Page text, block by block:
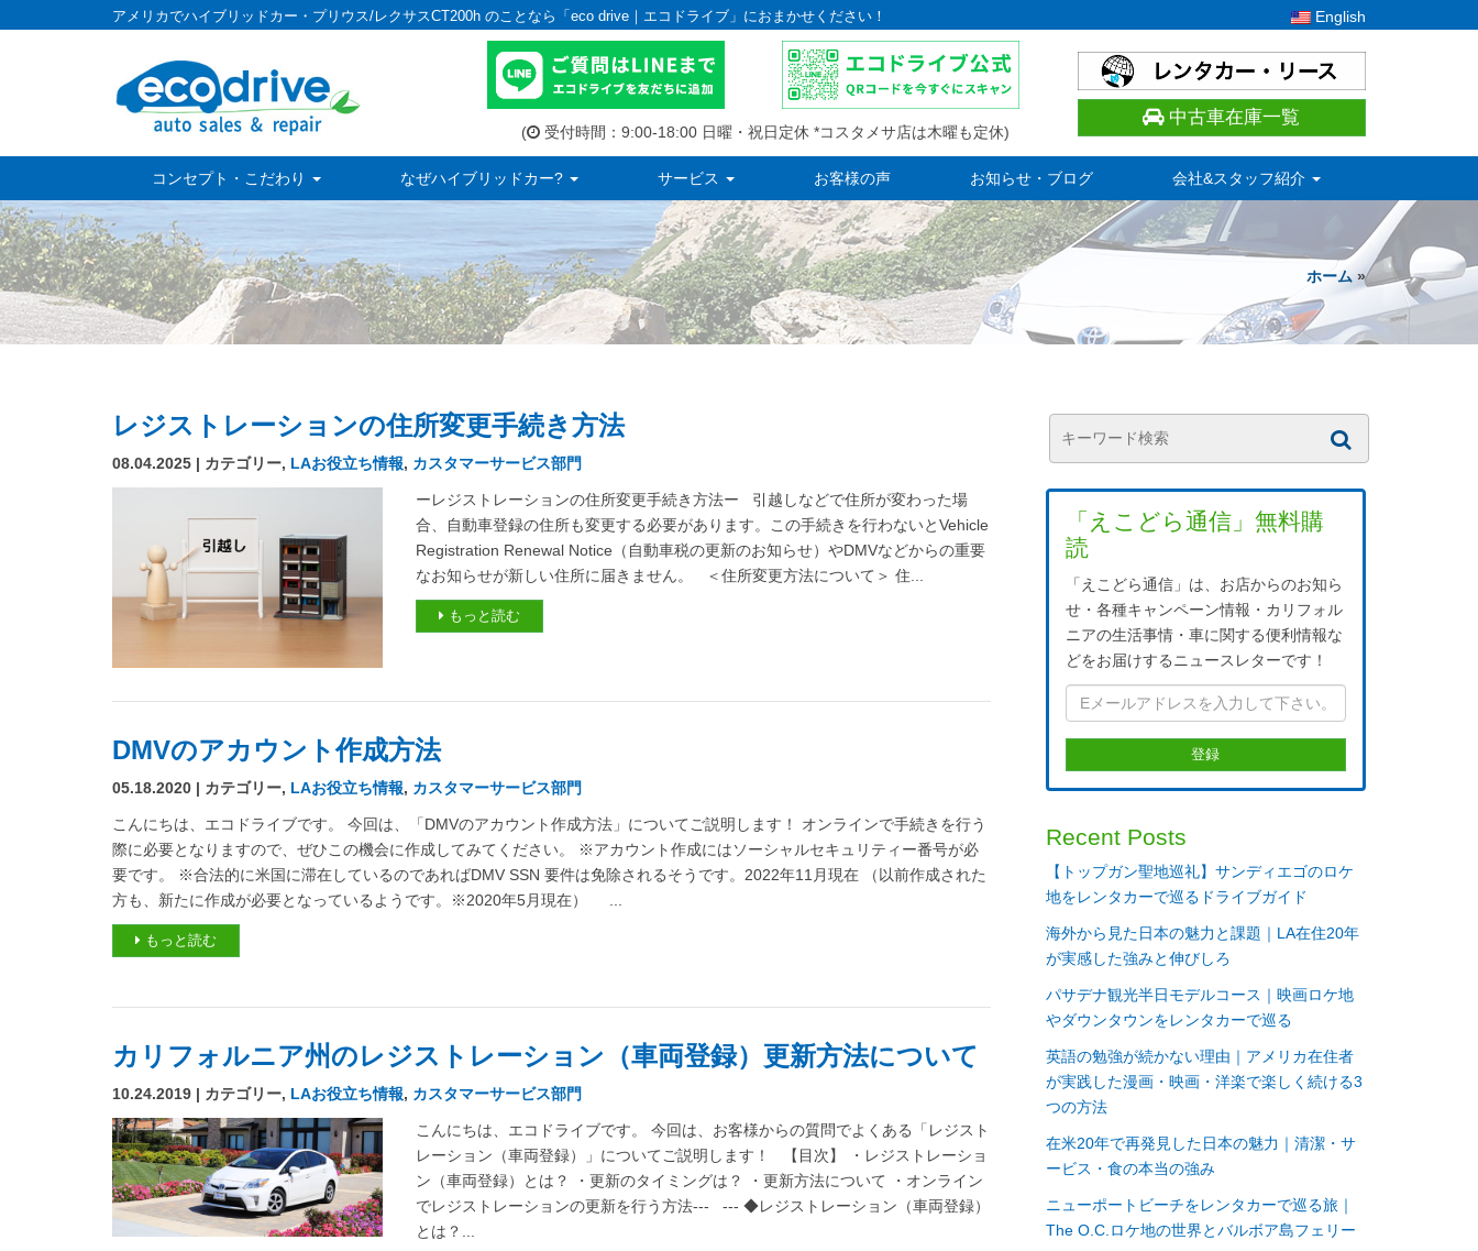
アメリカでハイブリッドカー・プリウス/レクサスCT200h のことなら「eco drive｜エコドライブ」におまかせください！ English
( 受付時間：9:00-18:00 日曜・祝日定休 *コスタメサ店は木曜も定休)
中古車在庫一覧
コンセプト・こだわり なぜハイブリッドカー? サービス お客様の声 お知らせ・ブログ 会社&スタッフ紹介
ホーム »
レジストレーションの住所変更手続き方法
08.04.2025 | カテゴリー, LAお役立ち情報, カスタマーサービス部門
ーレジストレーションの住所変更手続き方法ー 引越しなどで住所が変わった場
合、自動車登録の住所も変更する必要があります。この手続きを行わないとVehicle
Registration Renewal Notice（自動車税の更新のお知らせ）やDMVなどからの重要
なお知らせが新しい住所に届きません。 ＜住所変更方法について＞ 住...
もっと読む
DMVのアカウント作成方法
05.18.2020 | カテゴリー, LAお役立ち情報, カスタマーサービス部門
こんにちは、エコドライブです。 今回は、「DMVのアカウント作成方法」についてご説明します！ オンラインで手続きを行う
際に必要となりますので、ぜひこの機会に作成してみてください。 ※アカウント作成にはソーシャルセキュリティー番号が必
要です。 ※合法的に米国に滞在しているのであればDMV SSN 要件は免除されるそうです。2022年11月現在 （以前作成された
方も、新たに作成が必要となっているようです。※2020年5月現在） ...
もっと読む
カリフォルニア州のレジストレーション（車両登録）更新方法について
10.24.2019 | カテゴリー, LAお役立ち情報, カスタマーサービス部門
こんにちは、エコドライブです。 今回は、お客様からの質問でよくある「レジスト
レーション（車両登録）」についてご説明します！ 【目次】 ・レジストレーショ
ン（車両登録）とは？ ・更新のタイミングは？ ・更新方法について ・オンライン
でレジストレーションの更新を行う方法--- --- ◆レジストレーション（車両登録）
とは？...
「えこどら通信」無料購
読
「えこどら通信」は、お店からのお知ら
せ・各種キャンペーン情報・カリフォル
ニアの生活事情・車に関する便利情報な
どをお届けするニュースレターです！
Recent Posts
【トップガン聖地巡礼】サンディエゴのロケ
地をレンタカーで巡るドライブガイド
海外から見た日本の魅力と課題｜LA在住20年
が実感した強みと伸びしろ
パサデナ観光半日モデルコース｜映画ロケ地
やダウンタウンをレンタカーで巡る
英語の勉強が続かない理由｜アメリカ在住者
が実践した漫画・映画・洋楽で楽しく続ける3
つの方法
在米20年で再発見した日本の魅力｜清潔・サ
ービス・食の本当の強み
ニューポートビーチをレンタカーで巡る旅｜
The O.C.ロケ地の世界とバルボア島フェリー